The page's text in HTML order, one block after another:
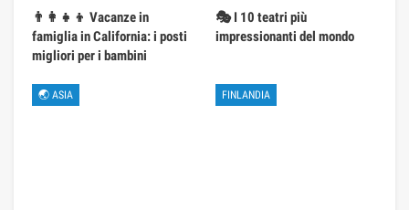
👨‍👩‍👧‍👦 Vacanze in
famiglia in California: i posti
migliori per i bambini
🎭 I 10 teatri più
impressionanti del mondo
🌏 ASIA FINLANDIA